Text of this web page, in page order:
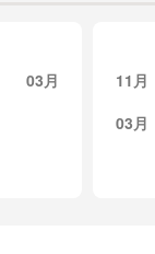
03月
11月
03月